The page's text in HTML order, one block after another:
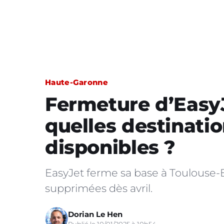
Haute-Garonne
Fermeture
quelles
disponibles ?
EasyJet ferme sa base à
supprimées dès avril.
Dorian Le Hen